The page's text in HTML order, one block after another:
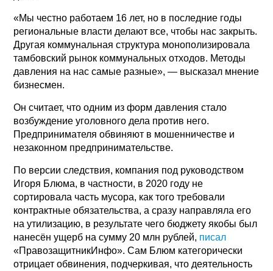
«Мы честно работаем 16 лет, но в последние годы
региональные власти делают все, чтобы нас закрыть.
Другая коммунальная структура монополизировала
тамбовский рынок коммунальных отходов. Методы
давления на нас самые разные», — высказал мнение
бизнесмен.
Он считает, что одним из форм давления стало
возбуждение уголовного дела против него.
Предпринимателя обвиняют в мошенничестве и
незаконном предпринимательстве.
По версии следствия, компания под руководством
Игоря Блюма, в частности, в 2020 году не
сортировала часть мусора, как того требовали
контрактные обязательства, а сразу направляла его
на утилизацию, в результате чего бюджету якобы был
нанесён ущерб на сумму 20 млн рублей, писал
«ПравозащитникИнфо». Сам Блюм категорически
отрицает обвинения, подчеркивая, что деятельность